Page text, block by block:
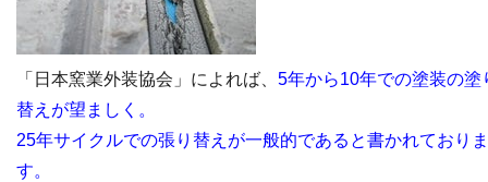
「日本窯業外装協会」によれば、 5年から10年での塗装の塗
替えが望ましく。
25年サイクルでの張り替えが一般的であると書かれておりま
す。